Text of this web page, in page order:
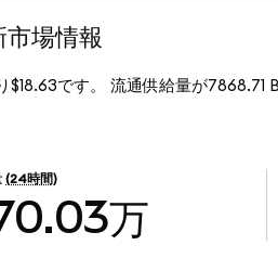
場情報
$18.63です。 流通供給量が
(24時間)
万